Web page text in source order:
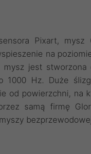
Pixart, mysz
na
jest stworzona
1000 Hz. Duże
od powierzchni, na
samą firmę